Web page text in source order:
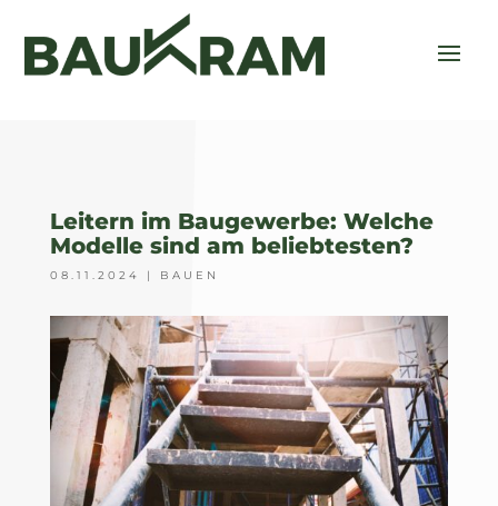
Leitern im Baugewerbe: Welche
Modelle sind am beliebtesten?
08.11.2024 | BAUEN